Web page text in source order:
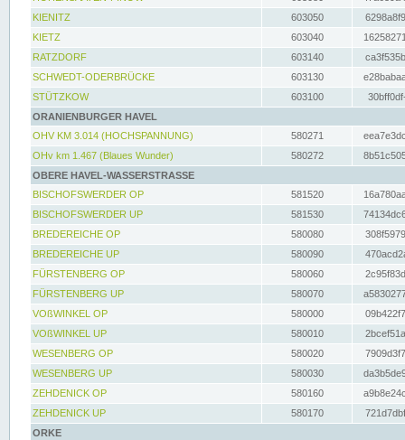
KIENITZ
603050
KIETZ
603040
RATZDORF
603140
SCHWEDT-ODERBRÜCKE
603130
STÜTZKOW
603100
ORANIENBURGER HAVEL
OHV KM 3.014 (HOCHSPANNUNG)
580271
OHv km 1.467 (Blaues Wunder)
580272
OBERE HAVEL-WASSERSTRASSE
BISCHOFSWERDER OP
581520
BISCHOFSWERDER UP
581530
BREDEREICHE OP
580080
BREDEREICHE UP
580090
FÜRSTENBERG OP
580060
FÜRSTENBERG UP
580070
VOßWINKEL OP
580000
VOßWINKEL UP
580010
WESENBERG OP
580020
WESENBERG UP
580030
ZEHDENICK OP
580160
ZEHDENICK UP
580170
ORKE